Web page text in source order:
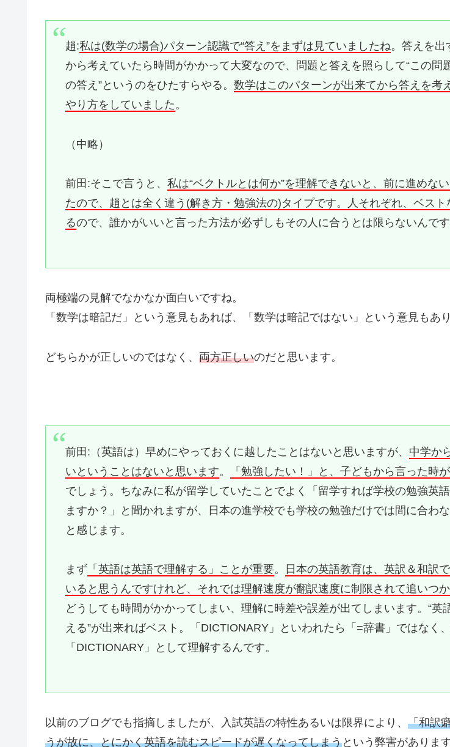
趙:私は(数学の場合)パターン認識で“答え”をまずは見ていましたね。答えを出
から考えていたら時間がかかって大変なので、問題と答えを照らして“この問
の答え”というのをひたすらやる。数学はこのパターンが出来てから答えを考
やり方をしていました。
（中略）
前田:そこで言うと、私は“ベクトルとは何か”を理解できないと、前に進めな
たので、趙とは全く違う(解き方・勉強法の)タイプです。人それぞれ、ベスト
るので、誰かがいいと言った方法が必ずしもその人に合うとは限らないんです
両極端の見解でなかなか面白いですね。
「数学は暗記だ」という意見もあれば、「数学は暗記ではない」という意見もあり
どちらかが正しいのではなく、 両方正しいのだと思います。
前田:（英語は）早めにやっておくに越したことはないと思いますが、 中学か
いということはないと思います。
「勉強したい！」と、子どもから言った時
でしょう。ちなみに私が留学していたことでよく「留学すれば学校の勉強英
ますか？」と聞かれますが、日本の進学校でも学校の勉強だけでは間に合わな
と感じます。
まず 「英語は英語で理解する」ことが重要。
日本の英語教育は、英訳＆和訳
いると思うんですけれど、それでは理解速度が翻訳速度に制限されて追いつ
どうしても時間がかかってしまい、理解に時差や誤差が出てしまいます。“英
える”が出来ればベスト。「DICTIONARY」といわれたら「=辞書」ではなく
「DICTIONARY」として理解するんです。
以前のブログでも指摘しましたが、入試英語の特性あるいは限界により、 「和訳
うが故に、とにかく英語を読むスピードが遅くなってしまうという弊害があります